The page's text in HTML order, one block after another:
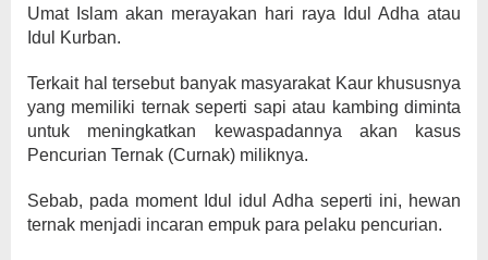
Umat Islam akan merayakan hari raya Idul Adha atau
Idul Kurban.
Terkait hal tersebut banyak masyarakat Kaur khususnya
yang memiliki ternak seperti sapi atau kambing diminta
untuk meningkatkan kewaspadannya akan kasus
Pencurian Ternak (Curnak) miliknya.
Sebab, pada moment Idul idul Adha seperti ini, hewan
ternak menjadi incaran empuk para pelaku pencurian.